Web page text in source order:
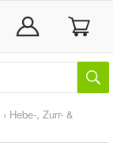
› Hebe-, Zurr- &